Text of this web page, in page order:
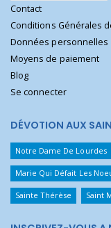
Contact
Conditions Générales
Données personnelles
Moyens de paiement
Blog
Se connecter
DÉVOTION AUX
Notre Dame De Lourdes
Marie Qui Défait Les
Sainte Thérèse Saint